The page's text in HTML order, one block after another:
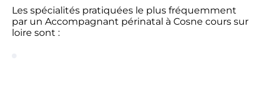
Les spécialités pratiquées le plus fréquemment
par un Accompagnant périnatal à Cosne cours sur
loire sont :